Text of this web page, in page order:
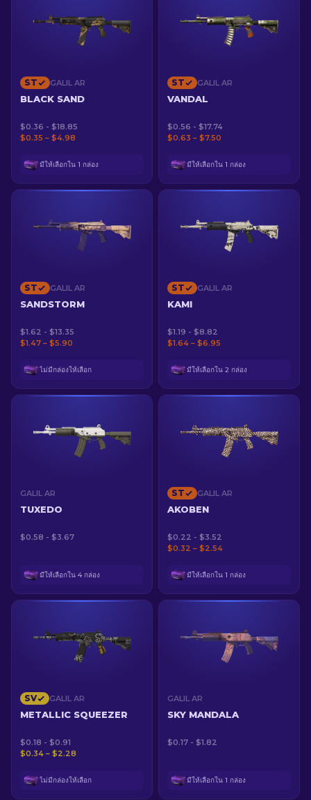
ST GALIL AR
BLACK SAND
$0.36 - $18.85
$0.35 – $4.98
มีให้เลือกใน 1 กล่อง
ST GALIL AR
VANDAL
$0.56 - $17.74
$0.63 – $7.50
มีให้เลือกใน 1 กล่อง
ST GALIL AR
SANDSTORM
$1.62 - $13.35
$1.47 – $5.90
ไม่มีกล่องให้เลือก
ST GALIL AR
KAMI
$1.19 - $8.82
$1.64 – $6.95
มีให้เลือกใน 2 กล่อง
GALIL AR
TUXEDO
$0.58 - $3.67
มีให้เลือกใน 4 กล่อง
ST GALIL AR
AKOBEN
$0.22 - $3.52
$0.32 – $2.54
มีให้เลือกใน 1 กล่อง
SV GALIL AR
METALLIC SQUEEZER
$0.18 - $0.91
$0.34 – $2.28
ไม่มีกล่องให้เลือก
GALIL AR
SKY MANDALA
$0.17 - $1.82
มีให้เลือกใน 1 กล่อง